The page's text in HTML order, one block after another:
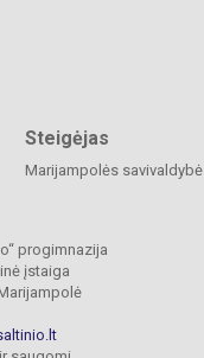
Steigėjas
Marijampolės savivaldybė
progimnazija
įstaiga